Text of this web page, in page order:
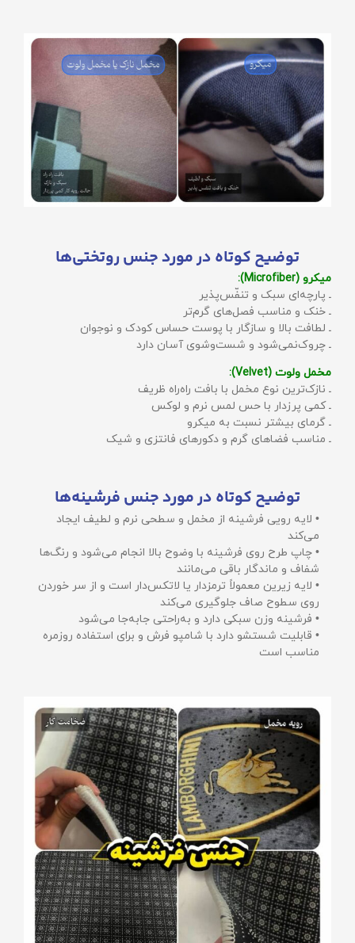
توضیح کوتاه در مورد جنس روتختی‌ها
میکرو (Microfiber):
ـ پارچه‌ای سبک و تنفّس‌پذیر
ـ خنک و مناسب فصل‌های گرم‌تر
ـ لطافت بالا و سازگار با پوست حساس کودک و نوجوان
ـ چروک‌نمی‌شود و شست‌وشوی آسان دارد
مخمل ولوت (Velvet):
ـ نازک‌ترین نوع مخمل با بافت راه‌راه ظریف
ـ کمی پرزدار با حس لمس نرم و لوکس
ـ گرمای بیشتر نسبت به میکرو
ـ مناسب فضاهای گرم و دکورهای فانتزی و شیک
توضیح کوتاه در مورد جنس فرشینه‌ها
• لایه رویی فرشینه از مخمل و سطحی نرم و لطیف ایجاد
می‌کند
• چاپ طرح روی فرشینه با وضوح بالا انجام می‌شود و رنگ‌ها
شفاف و ماندگار باقی می‌مانند
• لایه زیرین معمولاً ترمزدار یا لاتکس‌دار است و از سر خوردن
روی سطوح صاف جلوگیری می‌کند
• فرشینه وزن سبکی دارد و به‌راحتی جابه‌جا می‌شود
• قابلیت شستشو دارد با شامپو فرش و برای استفاده روزمره
مناسب است